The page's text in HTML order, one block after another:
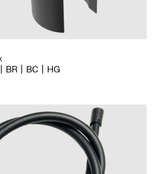
BR BC HG